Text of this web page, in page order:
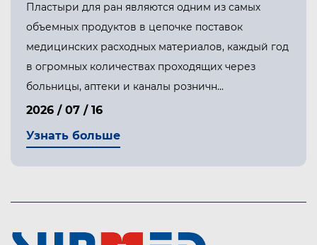
Пластыри для ран являются одним из самых
объемных продуктов в цепочке поставок
медицинских расходных материалов, каждый год
в огромных количествах проходящих через
больницы, аптеки и каналы розничн...
2026 / 07 / 16
Узнать больше